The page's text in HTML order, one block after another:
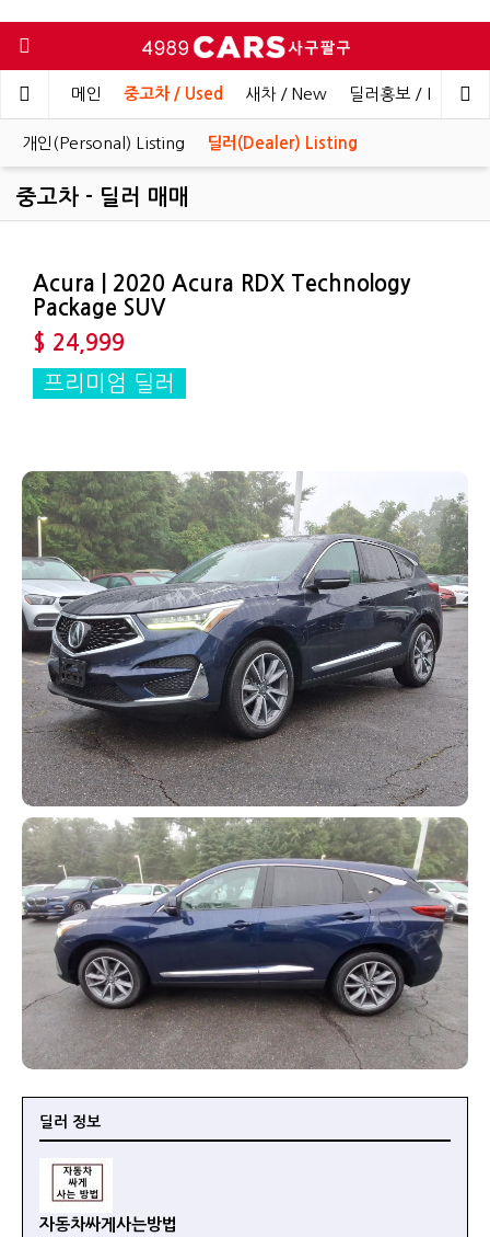
메인 중고차 / Used 새차 / New 딜러홍보 / Dealer
개인(Personal) Listing 딜러(Dealer) Listing
중고차 - 딜러 매매
Acura | 2020 Acura RDX Technology
Package SUV
$ 24,999
프리미엄 딜러
딜러 정보
자동차싸게사는방법